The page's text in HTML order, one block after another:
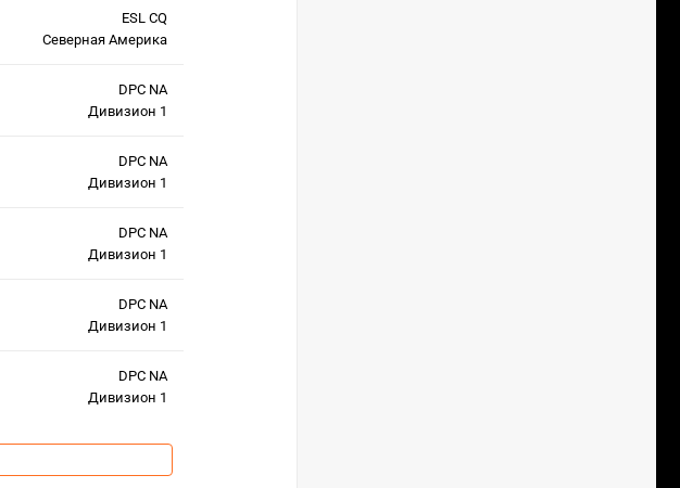
ESL CQ
Северная Америка
DPC NA
Дивизион 1
DPC NA
Дивизион 1
DPC NA
Дивизион 1
DPC NA
Дивизион 1
DPC NA
Дивизион 1